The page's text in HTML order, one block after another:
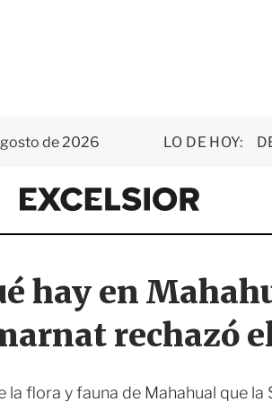
de 2026 LO DE HOY:
E
x
e
s
o
hay en
rechazó
la flora y fauna de Mahahual que